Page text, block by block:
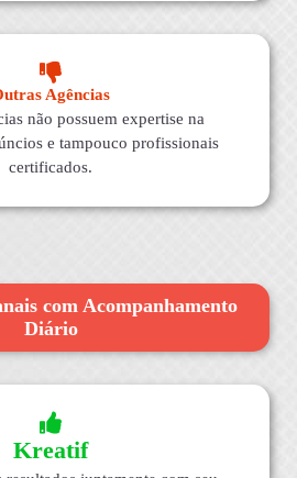
Agências
não possuem expertise na
e tampouco profissionais
certificados.
com Acompanhamento
Diário
Kreatif